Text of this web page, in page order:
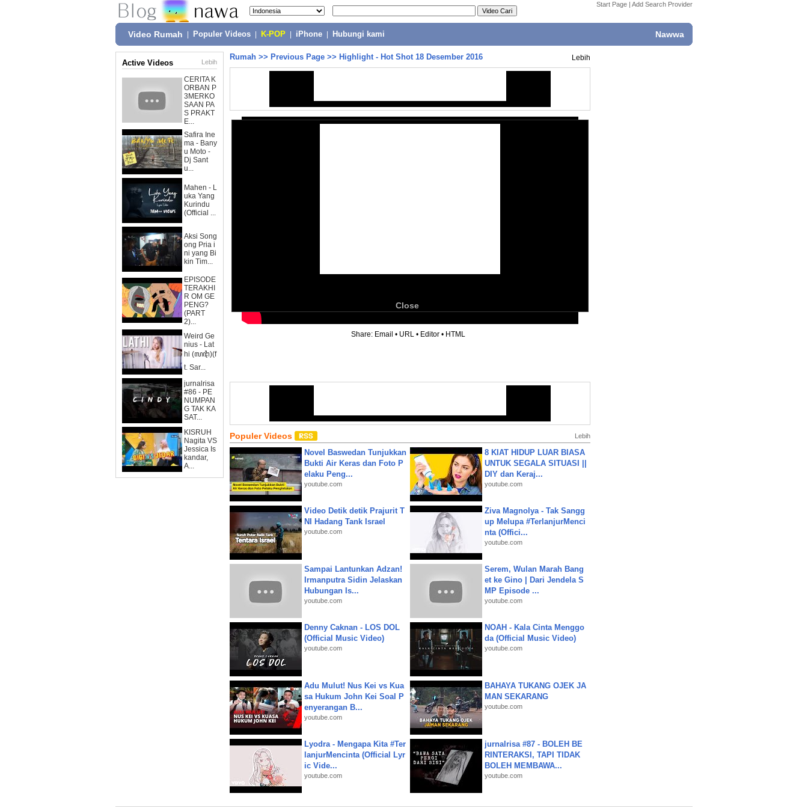
Start Page | Add Search Provider
Video Rumah Populer Videos K-POP iPhone Hubungi kami Nawwa
Active Videos Lebih
CERITA K
ORBAN P
3MERKO
SAAN PA
S PRAKT
E...
Safira Ine
ma - Bany
u Moto -
Dj Sant
u...
Mahen - L
uka Yang
Kurindu
(Official ...
Aksi Song
ong Pria i
ni yang Bi
kin Tim...
EPISODE
TERAKHI
R OM GE
PENG?
(PART
2)...
Weird Ge
nius - Lat
hi (ꦭꦛꦶ)(f
t. Sar...
jurnalrisa
#86 - PE
NUMPAN
G TAK KA
SAT...
KISRUH
Nagita VS
Jessica Is
kandar,
A...
Rumah >> Previous Page >> Highlight - Hot Shot 18 Desember 2016 Lebih
Close
Share: Email • URL • Editor • HTML
Populer Videos Lebih
Novel Baswedan Tunjukkan
Bukti Air Keras dan Foto P
elaku Peng...
youtube.com
8 KIAT HIDUP LUAR BIASA
UNTUK SEGALA SITUASI ||
DIY dan Keraj...
youtube.com
Video Detik detik Prajurit T
NI Hadang Tank Israel
youtube.com
Ziva Magnolya - Tak Sangg
up Melupa #TerlanjurMenci
nta (Offici...
youtube.com
Sampai Lantunkan Adzan!
Irmanputra Sidin Jelaskan
Hubungan Is...
youtube.com
Serem, Wulan Marah Bang
et ke Gino | Dari Jendela S
MP Episode ...
youtube.com
Denny Caknan - LOS DOL
(Official Music Video)
youtube.com
NOAH - Kala Cinta Menggo
da (Official Music Video)
youtube.com
Adu Mulut! Nus Kei vs Kua
sa Hukum John Kei Soal P
enyerangan B...
youtube.com
BAHAYA TUKANG OJEK JA
MAN SEKARANG
youtube.com
Lyodra - Mengapa Kita #Ter
lanjurMencinta (Official Lyr
ic Vide...
youtube.com
jurnalrisa #87 - BOLEH BE
RINTERAKSI, TAPI TIDAK
BOLEH MEMBAWA...
youtube.com